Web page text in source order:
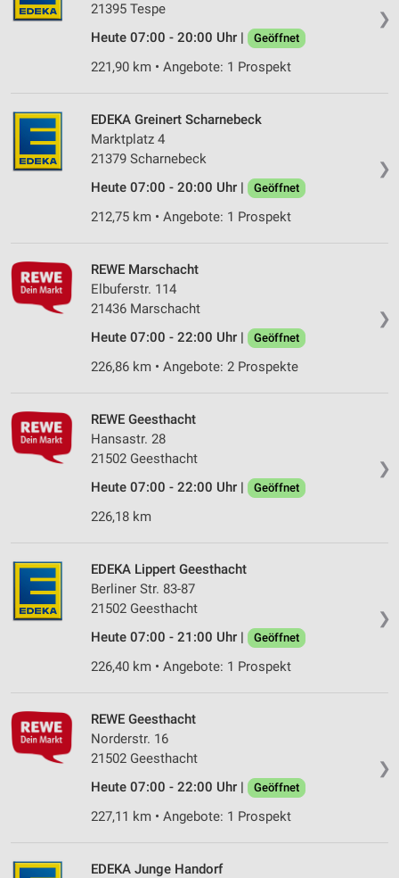
❯
21395 Tespe
Heute 07:00 - 20:00 Uhr |
Geöffnet
221,90 km • Angebote: 1 Prospekt
❯
EDEKA Greinert Scharnebeck
Marktplatz 4
21379 Scharnebeck
Heute 07:00 - 20:00 Uhr |
Geöffnet
212,75 km • Angebote: 1 Prospekt
❯
REWE Marschacht
Elbuferstr. 114
21436 Marschacht
Heute 07:00 - 22:00 Uhr |
Geöffnet
226,86 km • Angebote: 2 Prospekte
❯
REWE Geesthacht
Hansastr. 28
21502 Geesthacht
Heute 07:00 - 22:00 Uhr |
Geöffnet
226,18 km
❯
EDEKA Lippert Geesthacht
Berliner Str. 83-87
21502 Geesthacht
Heute 07:00 - 21:00 Uhr |
Geöffnet
226,40 km • Angebote: 1 Prospekt
❯
REWE Geesthacht
Norderstr. 16
21502 Geesthacht
Heute 07:00 - 22:00 Uhr |
Geöffnet
227,11 km • Angebote: 1 Prospekt
EDEKA Junge Handorf